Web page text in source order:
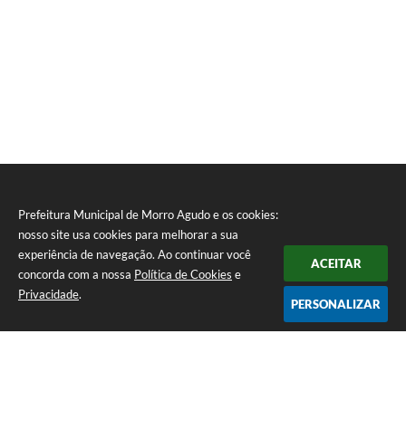
Prefeitura Municipal de Morro Agudo e os cookies:
nosso site usa cookies para melhorar a sua
experiência de navegação. Ao continuar você
concorda com a nossa Política de Cookies e
Privacidade.
ACEITAR
PERSONALIZAR